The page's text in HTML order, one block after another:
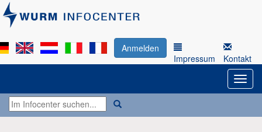
Anmelden
Impressum
Kontakt